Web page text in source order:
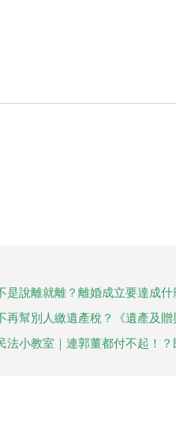
是說離就離？離婚成立要達成什
再幫別人繳遺產稅？《遺產及
法小教室｜連郭董都付不起！